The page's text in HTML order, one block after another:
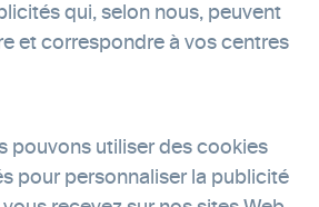
qui, selon nous, peuvent
et correspondre à vos centres
pouvons utiliser des cookies
pour personnaliser la publicité